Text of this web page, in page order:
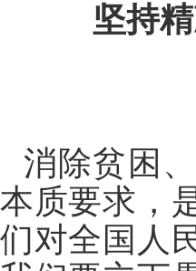
坚持
消除贫困
本质要求，
们对全国人